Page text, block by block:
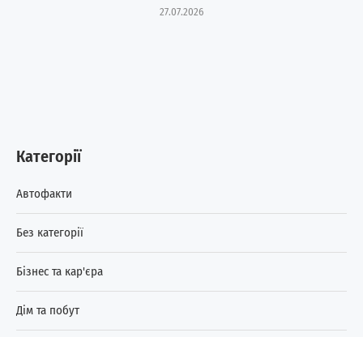
27.07.2026
Категорії
Автофакти
Без категорії
Бізнес та кар'єра
Дім та побут